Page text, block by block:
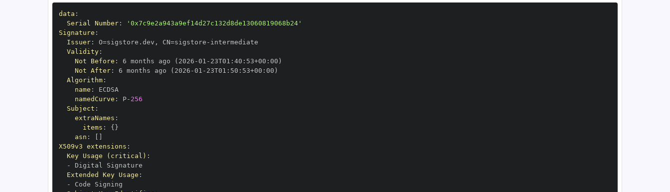
data :
Serial Number:
'0x7c9e2a943a9ef14d27c132d8de13060819068b24'
Signature :
Issuer: O=sigstore.dev , CN=sigstore -
Validity:
Not Before : 6 months ago (2026 -01 - 23T01 : 40 : 53+00 :
Not After: 6 months ago (2026 -01 - 23T01 : 50 : 53+00 :
Algorithm:
name :
namedCurve : P- 256
Subject :
extraNames :
items : { }
asn :
X509v3 extensions :
Key Usage (critical) :
-
Extended Key Usage :
-